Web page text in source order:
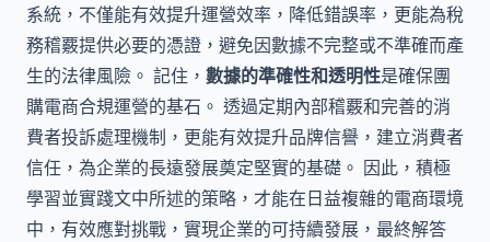
系統，不僅能有效提升運營效率，降低錯誤率，更能為稅
務稽覈提供必要的憑證，避免因數據不完整或不準確而產
生的法律風險。 記住， 數據的準確性和透明性是確保團
購電商合規運營的基石。 透過定期內部稽覈和完善的消
費者投訴處理機制，更能有效提升品牌信譽，建立消費者
信任，為企業的長遠發展奠定堅實的基礎。 因此，積極
學習並實踐文中所述的策略，才能在日益複雜的電商環境
中，有效應對挑戰，實現企業的可持續發展，最終解答